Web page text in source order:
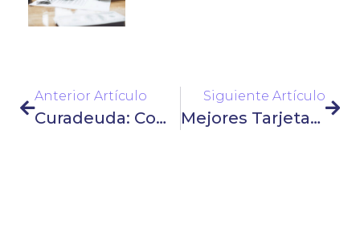
Anterior Artículo
Curadeuda: Comentarios Positivos
Siguiente Artículo
Mejores Tarjetas Sin Anualidad En México 2026